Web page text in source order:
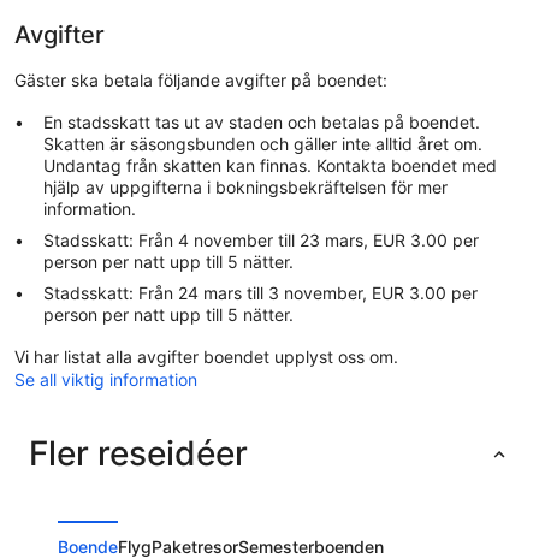
Avgifter
Gäster ska betala följande avgifter på boendet:
En stadsskatt tas ut av staden och betalas på boendet.
Skatten är säsongsbunden och gäller inte alltid året om.
Undantag från skatten kan finnas. Kontakta boendet med
hjälp av uppgifterna i bokningsbekräftelsen för mer
information.
Stadsskatt: Från 4 november till 23 mars, EUR 3.00 per
person per natt upp till 5 nätter.
Stadsskatt: Från 24 mars till 3 november, EUR 3.00 per
person per natt upp till 5 nätter.
Vi har listat alla avgifter boendet upplyst oss om.
Se all viktig information
Fler reseidéer
BoendeFlygPaketresorSemesterboenden